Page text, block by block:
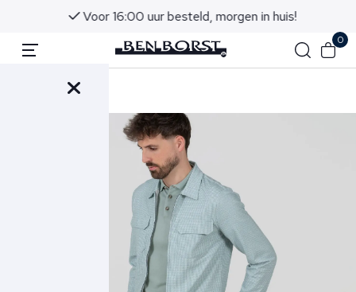
Voor 16:00 uur besteld, morgen in huis!
0